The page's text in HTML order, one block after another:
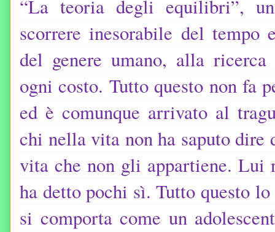
“La teoria degli equilibri”,
scorrere inesorabile del tempo
del genere umano, alla
ogni costo. Tutto questo non fa
ed è comunque arrivato al
chi nella vita non ha saputo
vita che non gli appartiene. Lui
ha detto pochi sì. Tutto questo
si comporta come un